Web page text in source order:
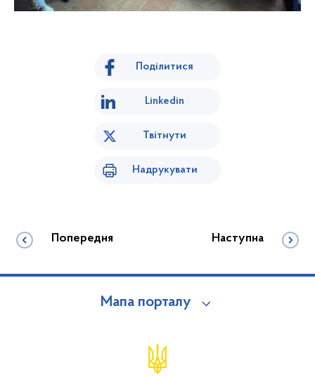
Поділитися
Linkedin
Твітнути
Надрукувати
Попередня Наступна
Мапа порталу